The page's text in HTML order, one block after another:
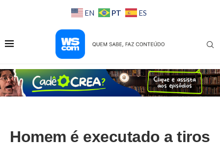
EN PT ES
Homem é executado a tiros